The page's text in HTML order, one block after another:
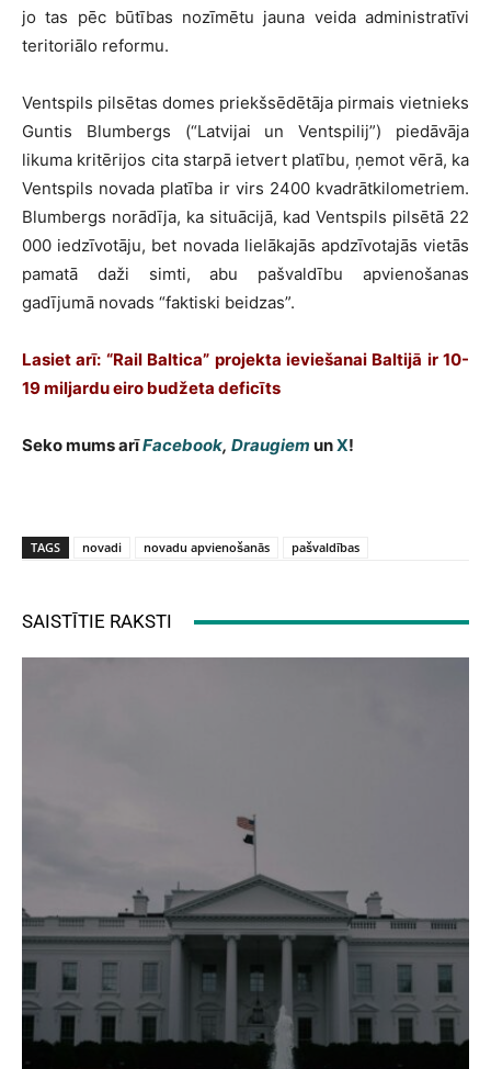
jo tas pēc būtības nozīmētu jauna veida administratīvi
teritoriālo reformu.
Ventspils pilsētas domes priekšsēdētāja pirmais vietnieks
Guntis Blumbergs (“Latvijai un Ventspilij”) piedāvāja
likuma kritērijos cita starpā ietvert platību, ņemot vērā, ka
Ventspils novada platība ir virs 2400 kvadrātkilometriem.
Blumbergs norādīja, ka situācijā, kad Ventspils pilsētā 22
000 iedzīvotāju, bet novada lielākajās apdzīvotajās vietās
pamatā daži simti, abu pašvaldību apvienošanas
gadījumā novads “faktiski beidzas”.
Lasiet arī: “Rail Baltica” projekta ieviešanai Baltijā ir 10-
19 miljardu eiro budžeta deficīts
Seko mums arīFacebook, Draugiem unX!
TAGS novadi novadu apvienošanās pašvaldības
SAISTĪTIE RAKSTI